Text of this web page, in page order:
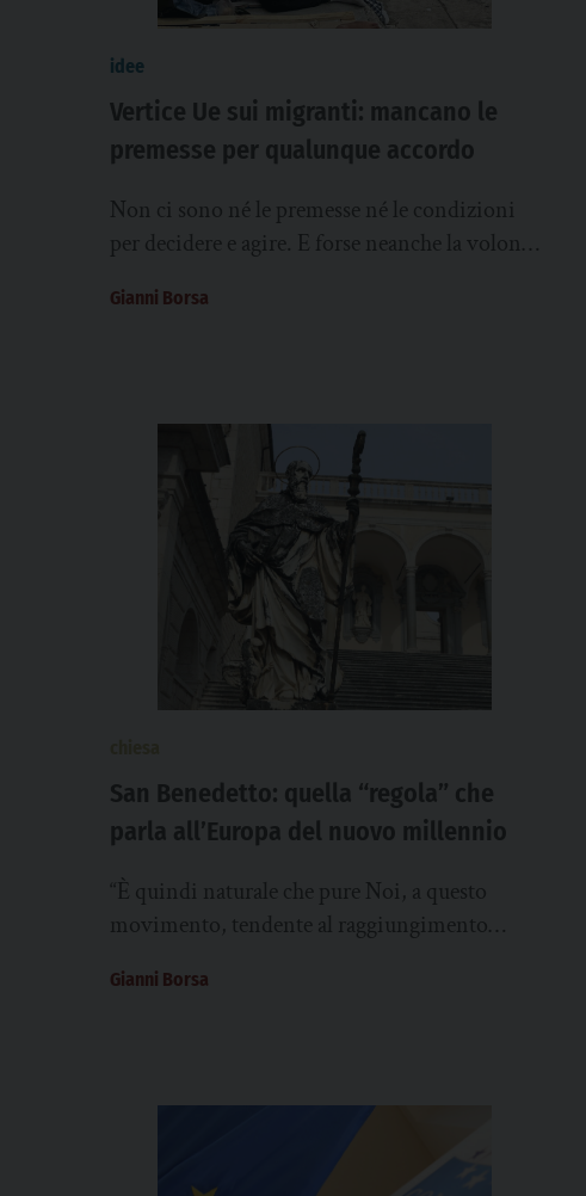
idee
Vertice Ue sui migranti: mancano le
premesse per qualunque accordo
Non ci sono né le premesse né le condizioni
per decidere e agire. E forse neanche la volontà
Gianni Borsa
San Benedetto: quella “regola” che
parla all’Europa del nuovo millennio
“È quindi naturale che pure Noi, a questo
movimento, tendente al raggiungimento
assenso”. È Paolo VI,...
Gianni Borsa